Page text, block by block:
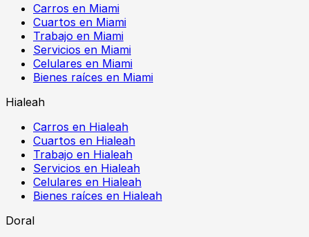
Carros en Miami
Cuartos en Miami
Trabajo en Miami
Servicios en Miami
Celulares en Miami
Bienes raíces en Miami
Hialeah
Carros en Hialeah
Cuartos en Hialeah
Trabajo en Hialeah
Servicios en Hialeah
Celulares en Hialeah
Bienes raíces en Hialeah
Doral